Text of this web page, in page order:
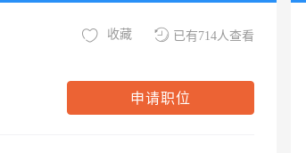
已有714人查看
收藏
申请职位